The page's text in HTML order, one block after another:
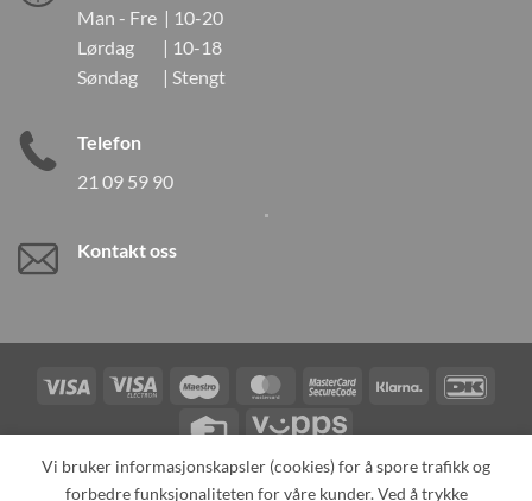
Man - Fre | 10-20
Lørdag | 10-18
Søndag | Stengt
Telefon
21 09 59 90
Kontakt oss
Visa
Visa
Maestro MasterCardMasterCardKlarna
Credit
Vipps
Vi bruker informasjonskapsler (cookies) for å spore trafikk og
forbedre funksjonaliteten for våre kunder. Ved å trykke